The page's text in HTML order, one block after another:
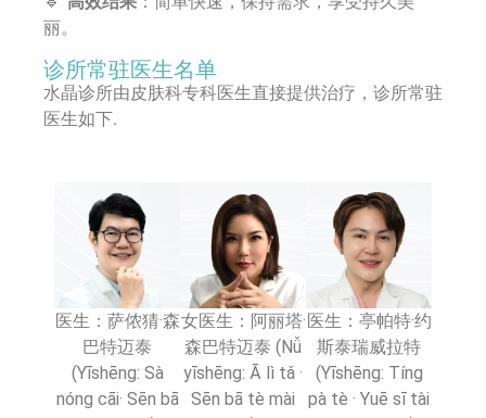
丽。
诊所常驻医生名单
水晶诊所由皮肤科专科医生直接提供治疗，诊所常驻
医生如下.
医生：萨侬猜·森
巴特迈泰
(Yīshēng: Sà
nóng cāi· Sēn bā
女医生：阿丽塔·
森巴特迈泰 (Nǚ
yīshēng: Ā lì tǎ ·
Sēn bā tè mài
医生：亭帕特·约
斯泰瑞威拉特
(Yīshēng: Tíng
pà tè · Yuē sī tài